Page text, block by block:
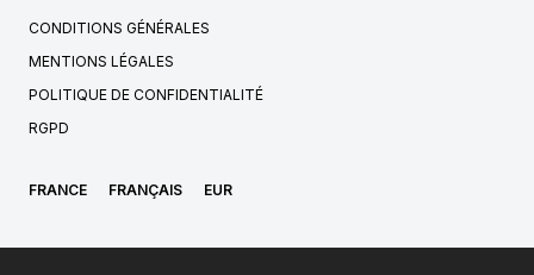
CONDITIONS GÉNÉRALES
MENTIONS LÉGALES
POLITIQUE DE CONFIDENTIALITÉ
RGPD
FRANCE FRANÇAIS EUR